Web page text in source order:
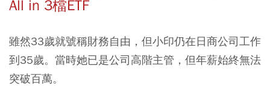
All in 3檔ETF
雖然33歲就號稱財務自由，但小印仍在日商公司工作
到35歲。當時她已是公司高階主管，但年薪始終無法
突破百萬。